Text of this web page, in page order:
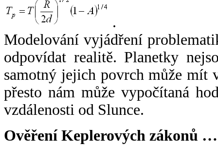
.
Modelování vyjádření
odpovídat realitě. Planetky
samotný jejich povrch může mít
přesto nám může vypočítaná
vzdálenosti od Slunce.
Ověření Keplerových zákonů …